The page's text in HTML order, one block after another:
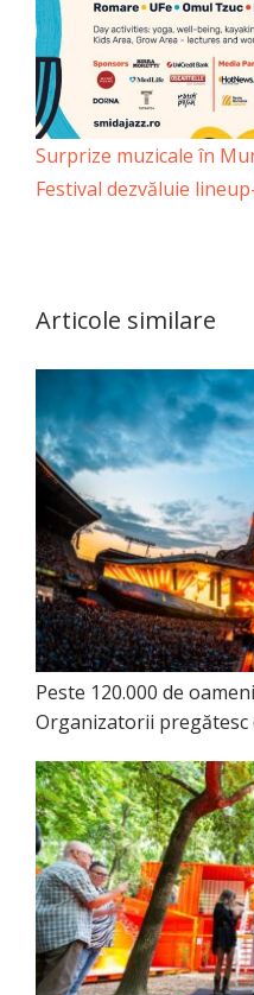
Surprize muzicale în
Festival dezvăluie
Articole similare
Peste 120.000 de
Organizatorii pregătesc